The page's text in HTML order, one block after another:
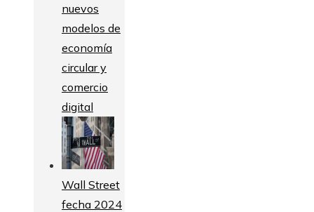
nuevos
modelos de
economía
circular y
comercio
digital
Wall Street
fecha 2024